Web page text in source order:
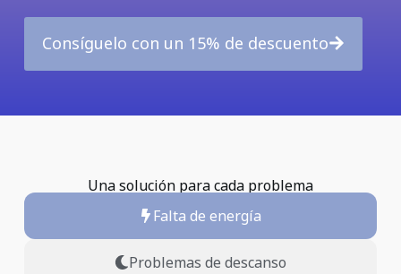
Consíguelo con un 15% de descuento
Una solución para cada problema
Falta de energía
Problemas de descanso